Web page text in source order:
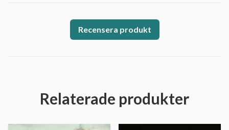
Recensera produkt
Relaterade produkter